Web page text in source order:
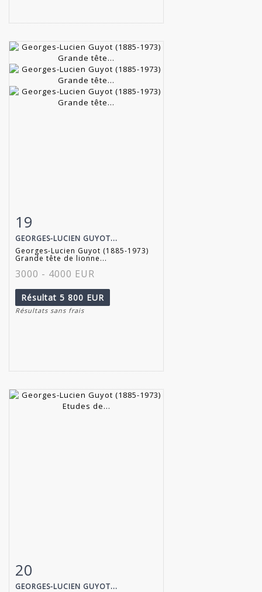
Fiche détaillée
19
GEORGES-LUCIEN GUYOT...
Georges-Lucien Guyot (1885-1973)
Grande tête de lionne...
3000 - 4000 EUR
Résultat 5 800 EUR
Résultats sans frais
Fiche détaillée
20
GEORGES-LUCIEN GUYOT...